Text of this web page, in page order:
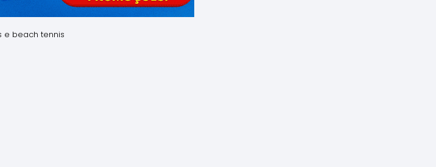
e beach tennis